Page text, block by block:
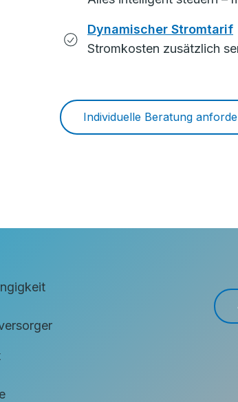
Dynamischer Stromtarif
Stromkosten zusätzlich
Individuelle Beratung